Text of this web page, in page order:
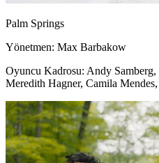
Palm Springs
Yönetmen: Max Barbakow
Oyuncu Kadrosu: Andy
Meredith Hagner, Camila